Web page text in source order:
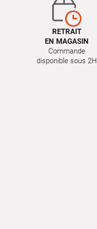
RETRAIT
EN MAGASIN
Commande
disponible sous 2H